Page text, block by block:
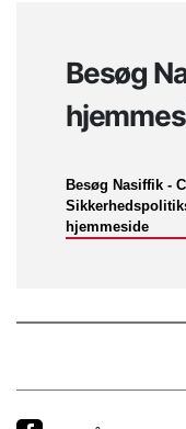
Besøg
Besøg Nasiffik -
hjemmeside